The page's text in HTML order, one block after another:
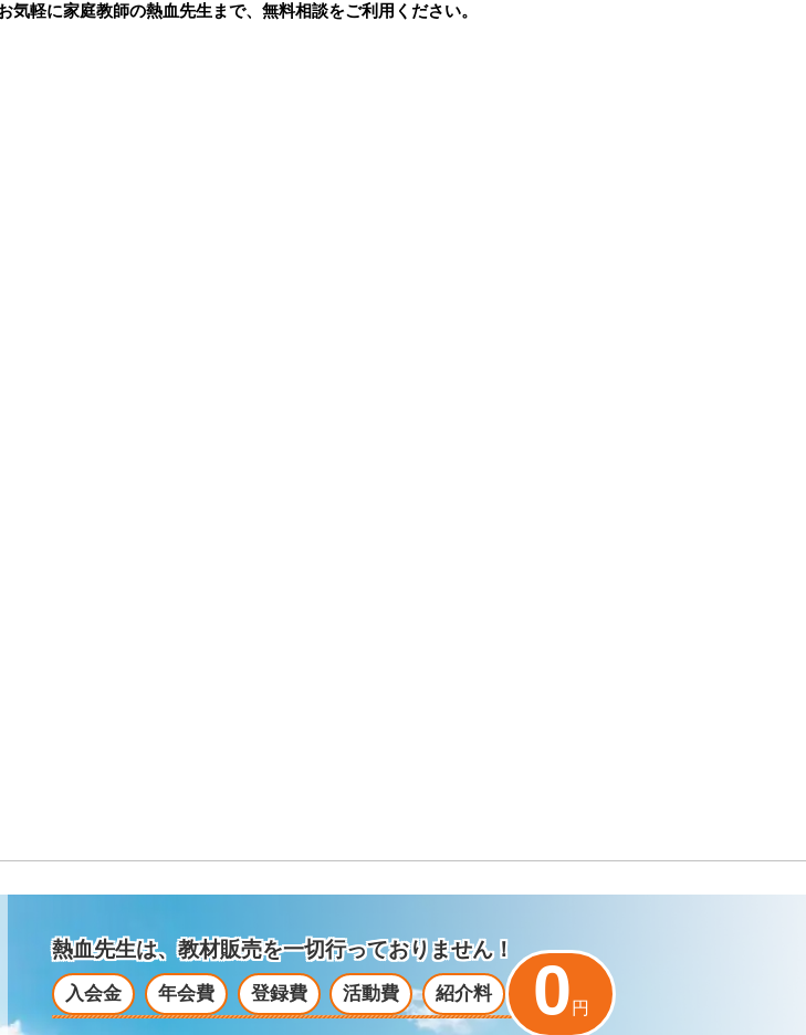
気軽に家庭教師の熱血先生まで、無料相談をご利用ください。
熱血先生は、教材販売を一切行っておりません！
入会金 年会費 登録費 活動費 紹介料 0 円